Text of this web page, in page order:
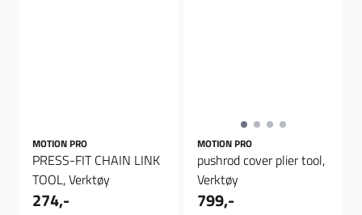
MOTION PRO
PRESS-FIT CHAIN LINK
TOOL, Verktøy
274,-
MOTION PRO
pushrod cover plier tool,
Verktøy
799,-